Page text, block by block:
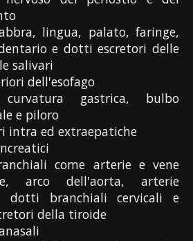
lingua, palato, faringe,
e dotti escretori delle
salivari
dell'esofago
curvatura gastrica, bulbo
e piloro
intra ed extraepatiche
come arterie e vene
arco dell'aorta, arterie
dotti branchiali cervicali e
della tiroide